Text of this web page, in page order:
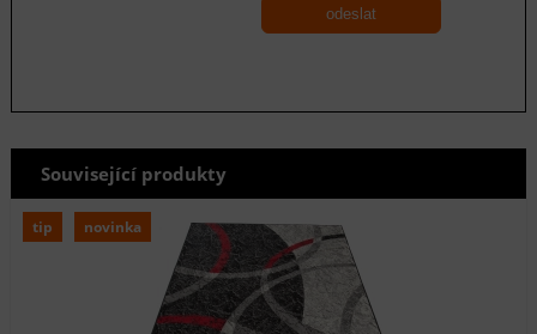
odeslat
Související produkty
tip novinka